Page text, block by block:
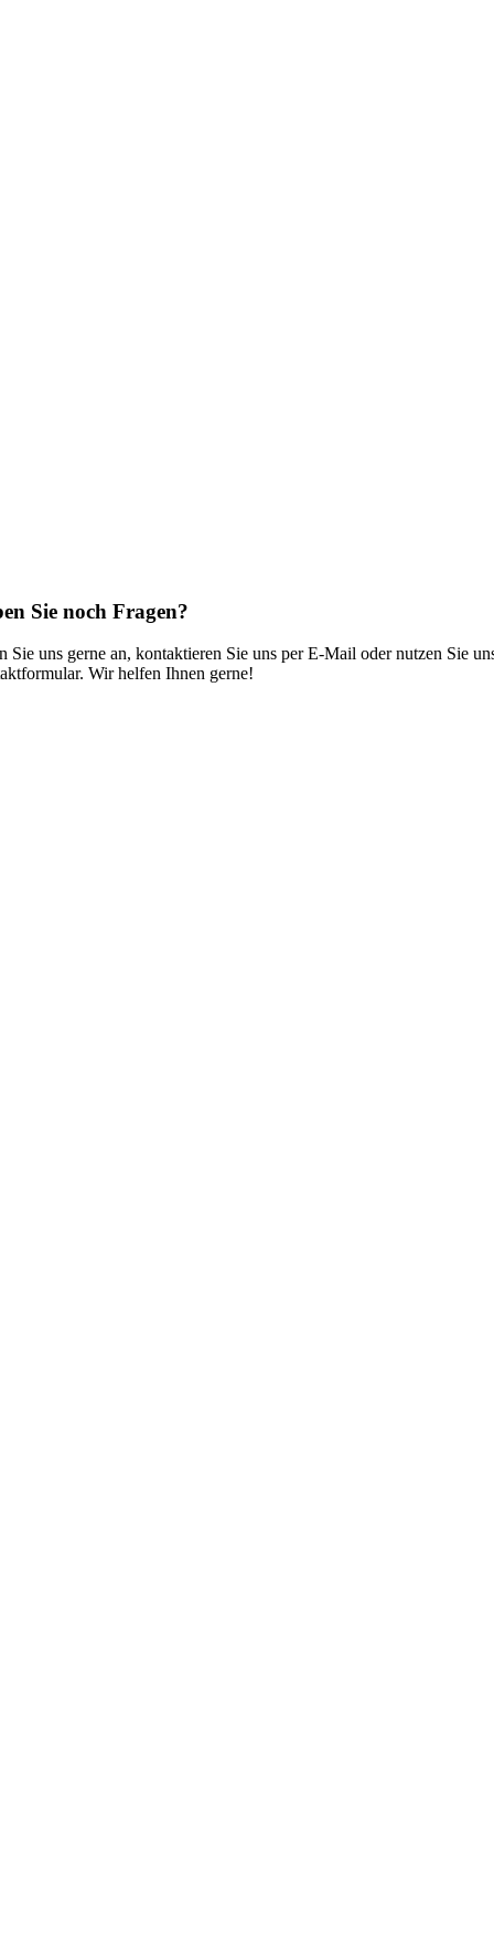
Sie noch Fragen?
Sie uns gerne an, kontaktieren Sie uns per E-Mail oder nutzen Sie
Wir helfen Ihnen gerne!